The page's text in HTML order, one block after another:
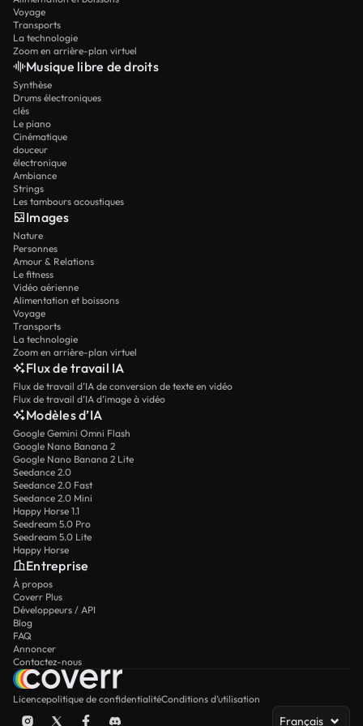
Voyage
Transports
La technologie
Zoom en arrière-plan virtuel
Musique libre de droits
Synthèse
Drums électroniques
clés
Le piano
Cinématique
douceur
électronique
Ambiance
Strings
Les tambours acoustiques
Images
Nature
Personnes
Amour & Relations
Le fitness
Vidéo aérienne
Alimentation et boissons
Voyage
Transports
La technologie
Zoom en arrière-plan virtuel
Flux de travail IA
Flux de travail d’IA de conversion de texte en vidéo
Flux de travail d’IA d’image à vidéo
Modèles d’IA
Google Gemini Omni Flash
Google Nano Banana 2
Google Nano Banana 2 Lite
Seedance 2.0
Seedance 2.0 Fast
Seedance 2.0 Mini
Happy Horse 1.1
Seedream 5.0 Pro
Seedream 5.0 Lite
Happy Horse
Entreprise
À propos
Coverr Plus
Développeurs / API
Blog
FAQ
Annoncer
Contactez-nous
Licencepolitique de confidentialitéConditions d’utilisation
Français